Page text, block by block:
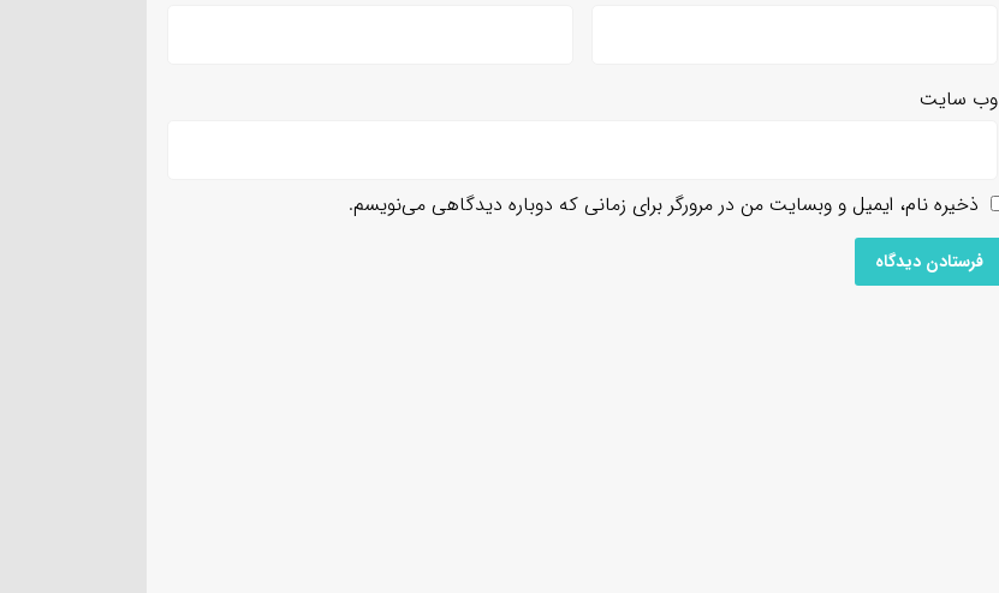
وب‌ سایت
ذخیره نام، ایمیل و وبسایت من در مرورگر برای زمانی که دوباره دیدگاهی می‌نویسم.